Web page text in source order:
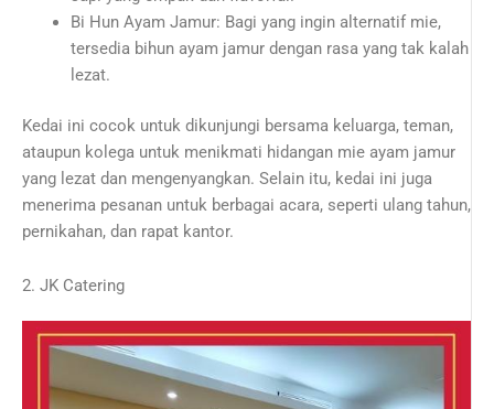
Bi Hun Ayam Jamur: Bagi yang ingin alternatif mie,
tersedia bihun ayam jamur dengan rasa yang tak kalah
lezat.
Kedai ini cocok untuk dikunjungi bersama keluarga, teman,
ataupun kolega untuk menikmati hidangan mie ayam jamur
yang lezat dan mengenyangkan. Selain itu, kedai ini juga
menerima pesanan untuk berbagai acara, seperti ulang tahun,
pernikahan, dan rapat kantor.
2. JK Catering